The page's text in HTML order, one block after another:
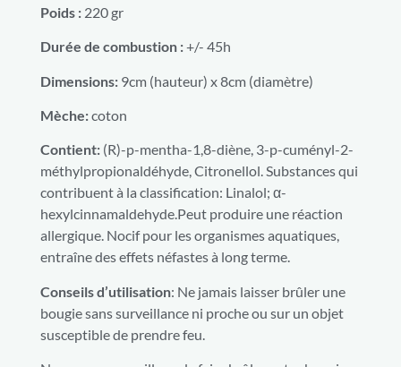
Poids : 220 gr
Durée de combustion :+/- 45h
Dimensions: 9cm (hauteur) x 8cm (diamètre)
Mèche:coton
Contient: (R)-p-mentha-1,8-diène, 3-p-cuményl-2-
méthylpropionaldéhyde, Citronellol. Substances qui
contribuent à la classification: Linalol; α-
hexylcinnamaldehyde.Peut produire une réaction
allergique. Nocif pour les organismes aquatiques,
entraîne des effets néfastes à long terme.
Conseils d’utilisation: Ne jamais laisser brûler une
bougie sans surveillance ni proche ou sur un objet
susceptible de prendre feu.